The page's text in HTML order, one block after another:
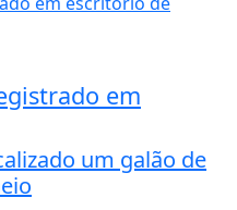
em
um galão de